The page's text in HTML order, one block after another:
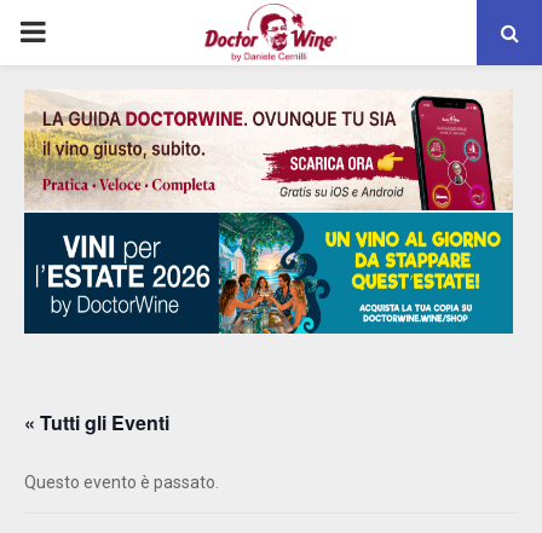
PRIMARY
MENU
« Tutti gli Eventi
Questo evento è passato.